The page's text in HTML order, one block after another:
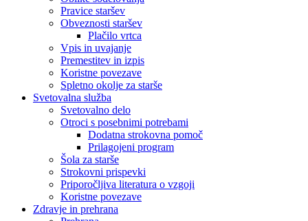
Pravice staršev
Obveznosti staršev
Plačilo vrtca
Vpis in uvajanje
Premestitev in izpis
Koristne povezave
Spletno okolje za starše
Svetovalna služba
Svetovalno delo
Otroci s posebnimi potrebami
Dodatna strokovna pomoč
Prilagojeni program
Šola za starše
Strokovni prispevki
Priporočljiva literatura o vzgoji
Koristne povezave
Zdravje in prehrana